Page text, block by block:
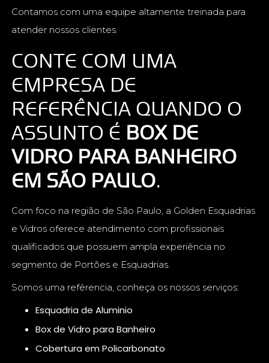
Contamos com uma equipe altamente treinada para
atender nossos clientes.
CONTE COM UMA
EMPRESA DE
REFERÊNCIA QUANDO O
ASSUNTO É BOX DE
VIDRO PARA BANHEIRO
EM SÃO PAULO.
Com foco na região de São Paulo, a Golden Esquadrias
e Vidros oferece atendimento com profissionais
qualificados que possuem ampla experiência no
segmento de Portões e Esquadrias.
Somos uma refêrencia, conheça os nossos serviços:
Esquadria de Aluminio
Box de Vidro para Banheiro
Cobertura em Policarbonato